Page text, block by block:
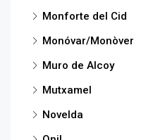
Monforte del Cid
Monóvar/Monòver
Muro de Alcoy
Mutxamel
Novelda